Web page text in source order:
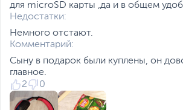
для microSD карты ,да и в общем
Недостатки:
Немного отстают.
Комментарий:
Сыну в подарок были куплены, он
главное.
2
0